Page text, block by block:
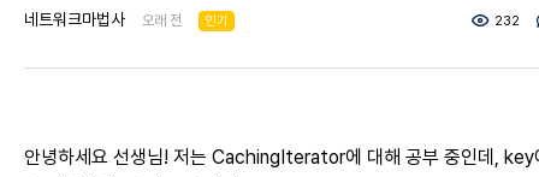
네트워크마법사 오래 전 인기 232
안녕하세요 선생님! 저는 CachingIterator에 대해 공부 중인데, key